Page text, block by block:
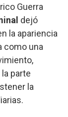
Guerra
dejó
la apariencia
como una
parte
la